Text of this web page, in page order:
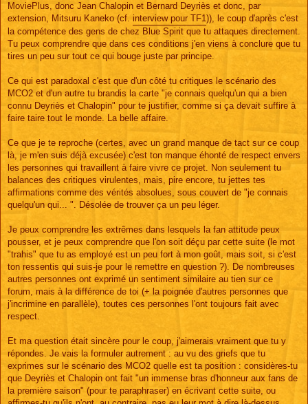
MoviePlus, donc Jean Chalopin et Bernard Deyriès et donc, par
extension, Mitsuru Kaneko (cf. interview pour TF1)), le coup d'après c'est
la compétence des gens de chez Blue Spirit que tu attaques directement.
Tu peux comprendre que dans ces conditions j'en viens à conclure que tu
tires un peu sur tout ce qui bouge juste par principe.
Ce qui est paradoxal c'est que d'un côté tu critiques le scénario des
MCO2 et d'un autre tu brandis la carte "je connais quelqu'un qui a bien
connu Deyriès et Chalopin" pour te justifier, comme si ça devait suffire à
faire taire tout le monde. La belle affaire.
Ce que je te reproche (certes, avec un grand manque de tact sur ce coup
là, je m'en suis déjà excusée) c'est ton manque éhonté de respect envers
les personnes qui travaillent à faire vivre ce projet. Non seulement tu
balances des critiques virulentes, mais, pire encore, tu jettes tes
affirmations comme des vérités absolues, sous couvert de "je connais
quelqu'un qui... ". Désolée de trouver ça un peu léger.
Je peux comprendre les extrêmes dans lesquels la fan attitude peux
pousser, et je peux comprendre que l'on soit déçu par cette suite (le mot
"trahis" que tu as employé est un peu fort à mon goût, mais soit, si c'est
ton ressentis qui suis-je pour le remettre en question ?). De nombreuses
autres personnes ont exprimé un sentiment similaire au tien sur ce
forum, mais à la différence de toi (+ la poignée d'autres personnes que
j'incrimine en parallèle), toutes ces personnes l'ont toujours fait avec
respect.
Et ma question était sincère pour le coup, j'aimerais vraiment que tu y
répondes. Je vais la formuler autrement : au vu des griefs que tu
exprimes sur le scénario des MCO2 quelle est ta position : considères-tu
que Deyriès et Chalopin ont fait "un immense bras d'honneur aux fans de
la première saison" (pour te paraphraser) en écrivant cette suite, ou